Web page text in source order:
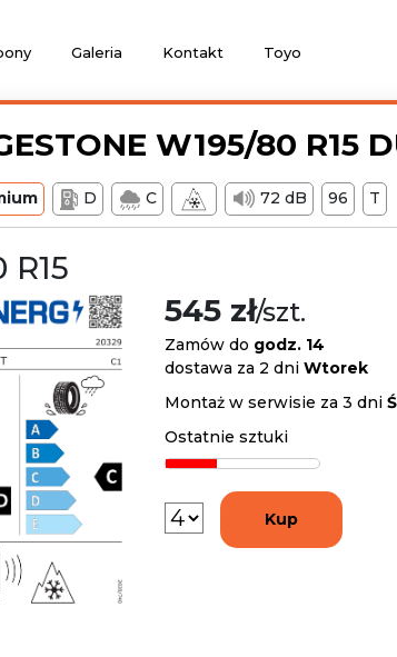
Galeria Kontakt Toyo
W195/80 R15
D C 72 dB 96 T
R15
545 zł/szt.
Zamów do godz. 14
dostawa za 2 dni Wtorek
Montaż w serwisie za 3 dni
Ostatnie sztuki
Kup